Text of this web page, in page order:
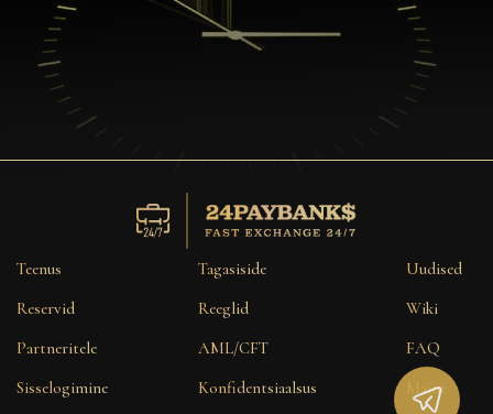
Teenus
Reservid
Partneritele
Sisselogimine
Tagasiside
Reeglid
AML/CFT
Konfidentsiaalsus
Uudised
Wiki
FAQ
Maine